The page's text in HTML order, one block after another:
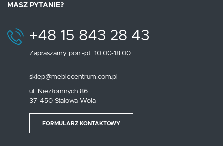
MASZ PYTANIE?
+48 15 843 28 43
Zapraszamy pon.-pt. 10.00-18.00
sklep@meblecentrum.com.pl
ul. Niezłomnych 86
37-450 Stalowa Wola
FORMULARZ KONTAKTOWY